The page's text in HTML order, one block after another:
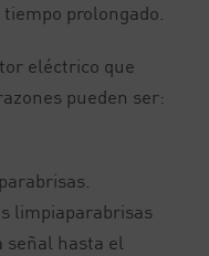
prolongado.
eléctrico que
pueden ser:
limpiaparabrisas
hasta el